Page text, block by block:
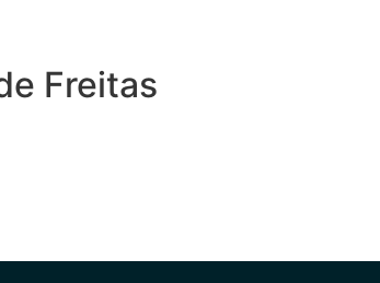
Freitas